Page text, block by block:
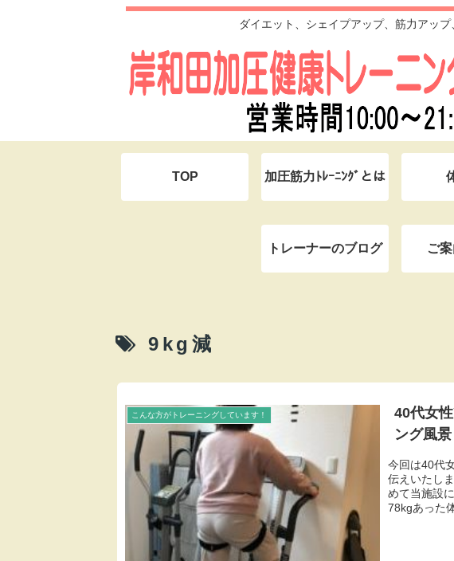
ダイエット、シェイプアップ、筋力アッ
TOP 加圧筋力ﾄﾚｰﾆﾝｸﾞとは
トレーナーのブログ ご
9kg減
こんな方がトレーニングしています！
40代女
ング風景
今回は40代
伝えいたし
めて当施設
78kgあった